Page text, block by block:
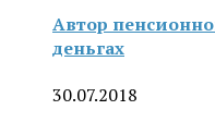
Автор
деньгах
30.07.2018